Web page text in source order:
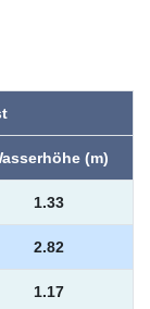
(m)
1.33
2.82
1.17